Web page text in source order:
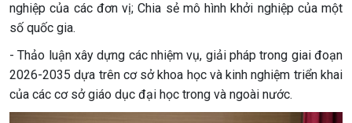
nghiệp của các đơn vị; Chia sẻ mô hình khởi nghiệp của một
số quốc gia.
- Thảo luận xây dựng các nhiệm vụ, giải pháp trong giai đoạn
2026-2035 dựa trên cơ sở khoa học và kinh nghiệm triển khai
của các cơ sở giáo dục đại học trong và ngoài nước.